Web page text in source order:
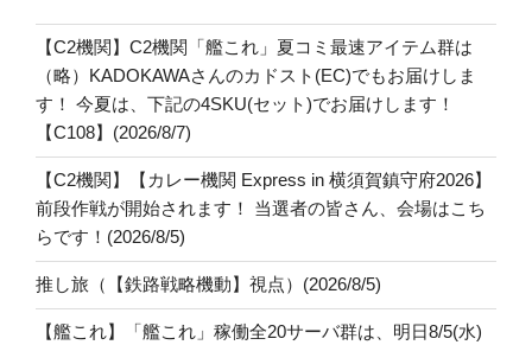
【C2機関】C2機関「艦これ」夏コミ最速アイテム群は
（略）KADOKAWAさんのカドスト(EC)でもお届けしま
す！ 今夏は、下記の4SKU(セット)でお届けします！
【C108】(2026/8/7)
【C2機関】【カレー機関 Express in 横須賀鎮守府2026】
前段作戦が開始されます！ 当選者の皆さん、会場はこち
らです！(2026/8/5)
推し旅（【鉄路戦略機動】視点）(2026/8/5)
【艦これ】「艦これ」稼働全20サーバ群は、明日8/5(水)